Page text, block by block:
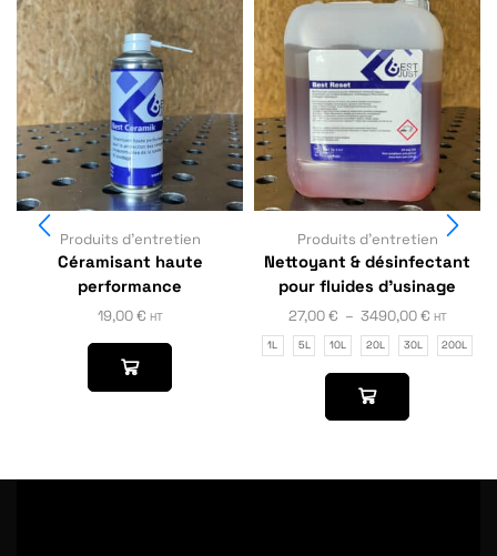
Produits d'entretien
Céramisant haute
performance
19,00€ HT
Produits d'entretien
Nettoyant & désinfectant
pour fluides d’usinage
27,00€ – 3490,00€ HT
1L 5L 10L 20L 30L 200L